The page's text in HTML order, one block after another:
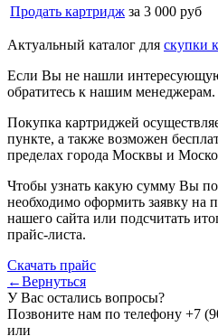
Продать картридж за 3 000 руб
Актуальный каталог для скупки
Если Вы не нашли
обратитесь к нашим менеджерам.
Покупка картриджей
пункте, а также возможен
пределах города Москвы и
Чтобы узнать какую сумму Вы
необходимо оформить заявку на
нашего сайта или подсчитать
прайс-листа.
Скачать прайс
←Вернуться
У Вас остались вопросы?
Позвоните нам по телефону +7
или